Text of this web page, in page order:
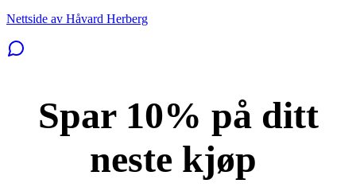
Nettside av Håvard Herberg
Spar 10% på ditt
neste kjøp